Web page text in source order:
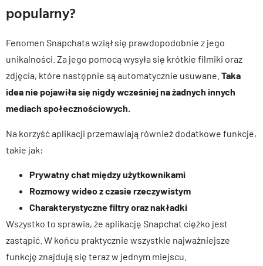
popularny?
Fenomen Snapchata wziął się prawdopodobnie z jego
unikalności. Za jego pomocą wysyła się krótkie filmiki oraz
zdjęcia, które następnie są automatycznie usuwane. Taka
idea nie pojawiła się nigdy wcześniej na żadnych innych
mediach społecznościowych.
Na korzyść aplikacji przemawiają również dodatkowe funkcje,
takie jak:
Prywatny chat między użytkownikami
Rozmowy wideo z czasie rzeczywistym
Charakterystyczne filtry oraz nakładki
Wszystko to sprawia, że aplikację Snapchat ciężko jest
zastąpić. W końcu praktycznie wszystkie najważniejsze
funkcję znajdują się teraz w jednym miejscu.